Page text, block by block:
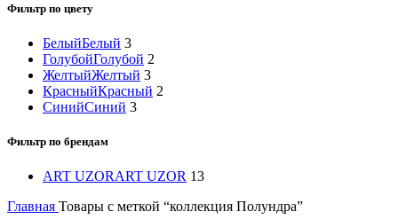
Фильтр по цвету
БелыйБелый 3
ГолубойГолубой 2
ЖелтыйЖелтый 3
КрасныйКрасный 2
СинийСиний 3
Фильтр по брендам
ART UZORART UZOR 13
Главная Товары с меткой “коллекция Полундра”